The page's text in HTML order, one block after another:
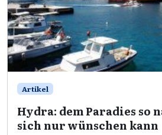
Artikel
Hydra: dem Paradies so
sich nur wünschen kann